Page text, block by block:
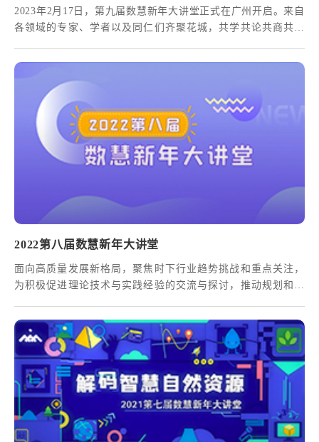
2023年2月17日，第九届数慧新年大讲堂正式在广州开启。来自
各领域的专家、学者以及同仁们齐聚花城，共学共论共商共分
剖析行业新热点，引领发展新趋势！
2022第八届数慧新年大讲堂
面向高质量发展新格局，聚焦时下行业趋势挑战和重点关注，
为积极促进理论技术与实践经验的交流与探讨，推动规划和自
新年大讲堂”定于2022年1月13、14日线上召开。